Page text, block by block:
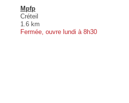
Mpfp
Créteil
1.6 km
Fermée, ouvre lundi à 8h30